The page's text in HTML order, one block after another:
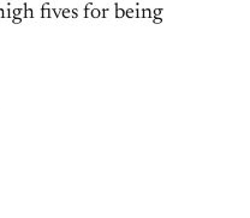
fives for being